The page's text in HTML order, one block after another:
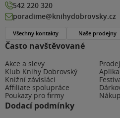
Často navštěvované
Akce a slevy
Klub Knihy Dobrovský
Knižní závisláci
Affiliate spolupráce
Poukazy pro firmy
Dodací podmínky
542 220 320
poradime@knihydobrovsky.cz
Všechny kontakty Naše prodejny